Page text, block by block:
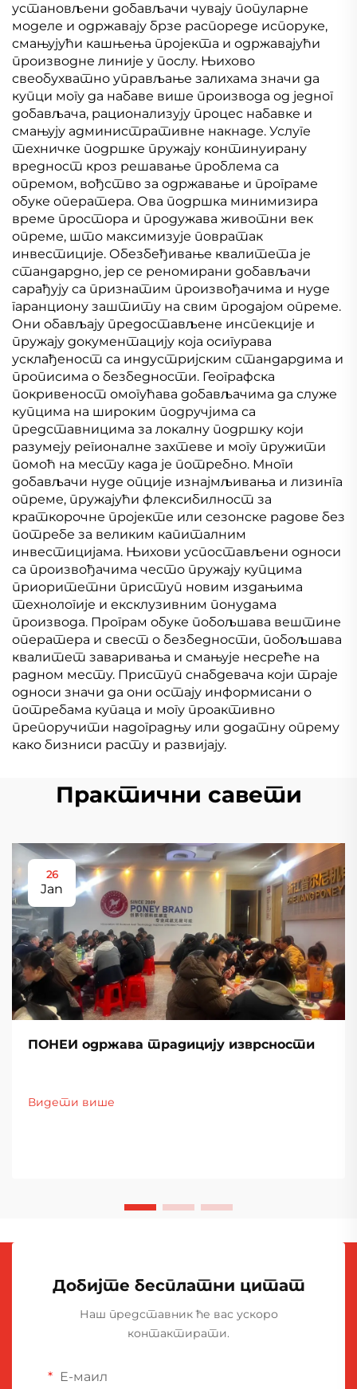
установљени добављачи чувају популарне
моделе и одржавају брзе распореде испоруке,
смањујући кашњења пројекта и одржавајући
производне линије у послу. Њихово
свеобухватно управљање залихама значи да
купци могу да набаве више производа од једног
добављача, рационализују процес набавке и
смањују административне накнаде. Услуге
техничке подршке пружају континуирану
вредност кроз решавање проблема са
опремом, вођство за одржавање и програме
обуке оператера. Ова подршка минимизира
време простора и продужава животни век
опреме, што максимизује повратак
инвестиције. Обезбеђивање квалитета је
стандардно, јер се реномирани добављачи
сарађују са признатим произвођачима и нуде
гаранциону заштиту на свим продајом опреме.
Они обављају предостављене инспекције и
пружају документацију која осигурава
усклађеност са индустријским стандардима и
прописима о безбедности. Географска
покривеност омогућава добављачима да служе
купцима на широким подручјима са
представницима за локалну подршку који
разумеју регионалне захтеве и могу пружити
помоћ на месту када је потребно. Многи
добављачи нуде опције изнајмљивања и лизинга
опреме, пружајући флексибилност за
краткорочне пројекте или сезонске радове без
потребе за великим капиталним
инвестицијама. Њихови успостављени односи
са произвођачима често пружају купцима
приоритетни приступ новим издањима
технологије и ексклузивним понудама
производа. Програм обуке побољшава вештине
оператера и свест о безбедности, побољшава
квалитет заваривања и смањује несреће на
радном месту. Приступ снабдевача који траје
односи значи да они остају информисани о
потребама купаца и могу проактивно
препоручити надоградњу или додатну опрему
како бизниси расту и развијају.
Практични савети
26
Jan
ПОНЕИ одржава традицију изврсности
Видети више
Добијте бесплатни цитат
Наш представник ће вас ускоро
контактирати.
Е-маил